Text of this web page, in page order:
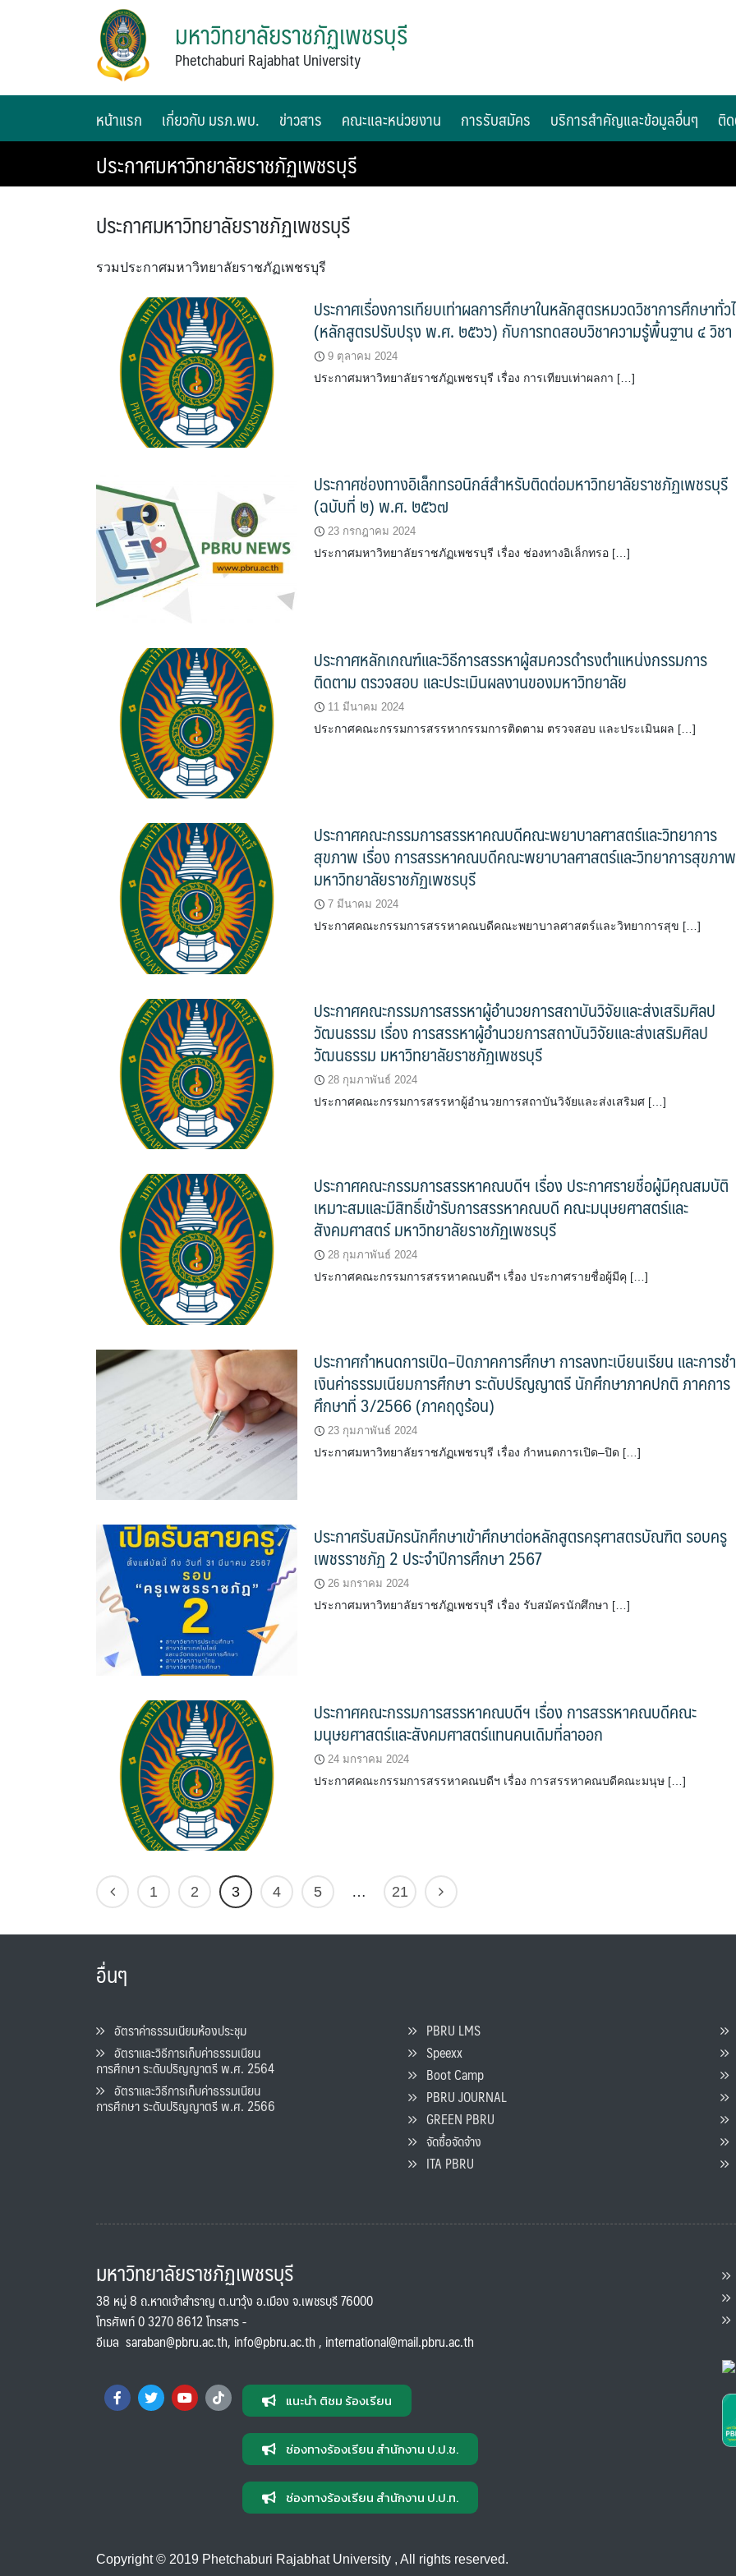
มหาวิทยาลัยราชภัฏเพชรบุรี
Phetchaburi Rajabhat University
หน้าแรก เกี่ยวกับ มรภ.พบ. ข่าวสาร คณะและหน่วยงาน การรับสมัคร บริการสำคัญและข้อมูลอื่นๆ ติ
ประกาศมหาวิทยาลัยราชภัฏเพชรบุรี
ประกาศมหาวิทยาลัยราชภัฏเพชรบุรี
รวมประกาศมหาวิทยาลัยราชภัฏเพชรบุรี
ประกาศเรื่องการเทียบเท่าผลการศึกษาในหลักสูตรหมวดวิชาการศึกษาทั่ว
(หลักสูตรปรับปรุง พ.ศ. ๒๕๖๖) กับการทดสอบวิชาความรู้พื้นฐาน ๔ วิชา
9 ตุลาคม 2024
ประกาศมหาวิทยาลัยราชภัฏเพชรบุรี เรื่อง การเทียบเท่าผลกา […]
ประกาศช่องทางอิเล็กทรอนิกส์สำหรับติดต่อมหาวิทยาลัยราชภัฏเพชรบุรี
(ฉบับที่ ๒) พ.ศ. ๒๕๖๗
23 กรกฎาคม 2024
ประกาศมหาวิทยาลัยราชภัฏเพชรบุรี เรื่อง ช่องทางอิเล็กทรอ […]
ประกาศหลักเกณฑ์และวิธีการสรรหาผู้สมควรดำรงตำแหน่งกรรมการ
ติดตาม ตรวจสอบ และประเมินผลงานของมหาวิทยาลัย
11 มีนาคม 2024
ประกาศคณะกรรมการสรรหากรรมการติดตาม ตรวจสอบ และประเมินผล […]
ประกาศคณะกรรมการสรรหาคณบดีคณะพยาบาลศาสตร์และวิทยาการ
สุขภาพ เรื่อง การสรรหาคณบดีคณะพยาบาลศาสตร์และวิทยาการสุขภาพ
มหาวิทยาลัยราชภัฏเพชรบุรี
7 มีนาคม 2024
ประกาศคณะกรรมการสรรหาคณบดีคณะพยาบาลศาสตร์และวิทยาการสุข […]
ประกาศคณะกรรมการสรรหาผู้อำนวยการสถาบันวิจัยและส่งเสริมศิลป
วัฒนธรรม เรื่อง การสรรหาผู้อำนวยการสถาบันวิจัยและส่งเสริมศิลป
วัฒนธรรม มหาวิทยาลัยราชภัฏเพชรบุรี
28 กุมภาพันธ์ 2024
ประกาศคณะกรรมการสรรหาผู้อำนวยการสถาบันวิจัยและส่งเสริมศ […]
ประกาศคณะกรรมการสรรหาคณบดีฯ เรื่อง ประกาศรายชื่อผู้มีคุณสมบัติ
เหมาะสมและมีสิทธิ์เข้ารับการสรรหาคณบดี คณะมนุษยศาสตร์และ
สังคมศาสตร์ มหาวิทยาลัยราชภัฏเพชรบุรี
28 กุมภาพันธ์ 2024
ประกาศคณะกรรมการสรรหาคณบดีฯ เรื่อง ประกาศรายชื่อผู้มีคุ […]
ประกาศกำหนดการเปิด–ปิดภาคการศึกษา การลงทะเบียนเรียน และการช
เงินค่าธรรมเนียมการศึกษา ระดับปริญญาตรี นักศึกษาภาคปกติ ภาคการ
ศึกษาที่ 3/2566 (ภาคฤดูร้อน)
23 กุมภาพันธ์ 2024
ประกาศมหาวิทยาลัยราชภัฏเพชรบุรี เรื่อง กำหนดการเปิด–ปิด […]
ประกาศรับสมัครนักศึกษาเข้าศึกษาต่อหลักสูตรครุศาสตรบัณฑิต รอบครู
เพชรราชภัฏ 2 ประจำปีการศึกษา 2567
26 มกราคม 2024
ประกาศมหาวิทยาลัยราชภัฏเพชรบุรี เรื่อง รับสมัครนักศึกษา […]
ประกาศคณะกรรมการสรรหาคณบดีฯ เรื่อง การสรรหาคณบดีคณะ
มนุษยศาสตร์และสังคมศาสตร์แทนคนเดิมที่ลาออก
24 มกราคม 2024
ประกาศคณะกรรมการสรรหาคณบดีฯ เรื่อง การสรรหาคณบดีคณะมนุษ […]
1 2 3 4 5 … 21
อื่นๆ
อัตราค่าธรรมเนียมห้องประชุม
อัตราและวิธีการเก็บค่าธรรมเนียน
การศึกษา ระดับปริญญาตรี พ.ศ. 2564
อัตราและวิธีการเก็บค่าธรรมเนียน
การศึกษา ระดับปริญญาตรี พ.ศ. 2566
PBRU LMS
Speexx
Boot Camp
PBRU JOURNAL
GREEN PBRU
จัดซื้อจัดจ้าง
ITA PBRU
มหาวิทยาลัยราชภัฏเพชรบุรี
38 หมู่ 8 ถ.หาดเจ้าสำราญ ต.นาวุ้ง อ.เมือง จ.เพชรบุรี 76000
โทรศัพท์ 0 3270 8612 โทรสาร -
อีเมล saraban@pbru.ac.th, info@pbru.ac.th, international@mail.pbru.ac.th
แนะนำ ติชม ร้องเรียน
ช่องทางร้องเรียน สำนักงาน ป.ป.ช.
ช่องทางร้องเรียน สำนักงาน ป.ป.ท.
Copyright © 2019 Phetchaburi Rajabhat University , All rights reserved.